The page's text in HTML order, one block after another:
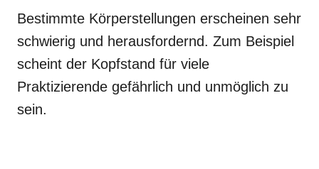
Bestimmte Körperstellungen erscheinen sehr
schwierig und herausfordernd. Zum Beispiel
scheint der Kopfstand für viele
Praktizierende gefährlich und unmöglich zu
sein.